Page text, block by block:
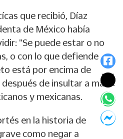
que recibió, Díaz
de México había
"Se puede estar o no
o con lo que defiende
está por encima de
de insultar a más
y mexicanas.
en la historia de
como negar a